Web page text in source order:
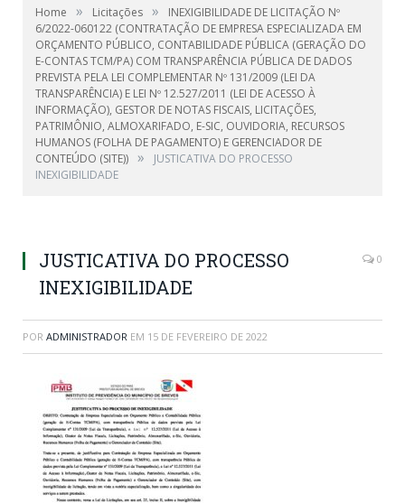
Home » Licitações »
INEXIGIBILIDADE DE LICITAÇÃO Nº
6/2022-060122 (CONTRATAÇÃO DE EMPRESA ESPECIALIZADA EM
ORÇAMENTO PÚBLICO, CONTABILIDADE PÚBLICA (GERAÇÃO DO
E-CONTAS TCM/PA) COM TRANSPARÊNCIA PÚBLICA DE DADOS
PREVISTA PELA LEI COMPLEMENTAR Nº 131/2009 (LEI DA
TRANSPARÊNCIA) E LEI Nº 12.527/2011 (LEI DE ACESSO À
INFORMAÇÃO), GESTOR DE NOTAS FISCAIS, LICITAÇÕES,
PATRIMÔNIO, ALMOXARIFADO, E-SIC, OUVIDORIA, RECURSOS
HUMANOS (FOLHA DE PAGAMENTO) E GERENCIADOR DE
CONTEÚDO (SITE)) »
JUSTICATIVA DO PROCESSO
INEXIGIBILIDADE
JUSTICATIVA DO PROCESSO
INEXIGIBILIDADE
0
POR ADMINISTRADOR EM 15 DE FEVEREIRO DE 2022